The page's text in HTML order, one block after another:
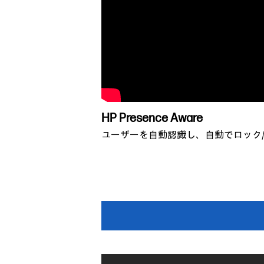
HP Presence Aware
ユーザーを自動認識し、自動でロッ